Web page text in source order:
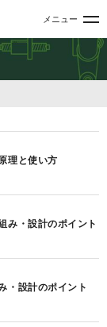
メニュー
理と使い方
み・設計のポイント
・設計のポイント